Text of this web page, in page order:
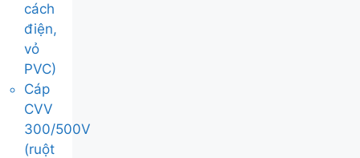
cách
điện,
vỏ
PVC)
Cáp
CVV
300/500V
(ruột